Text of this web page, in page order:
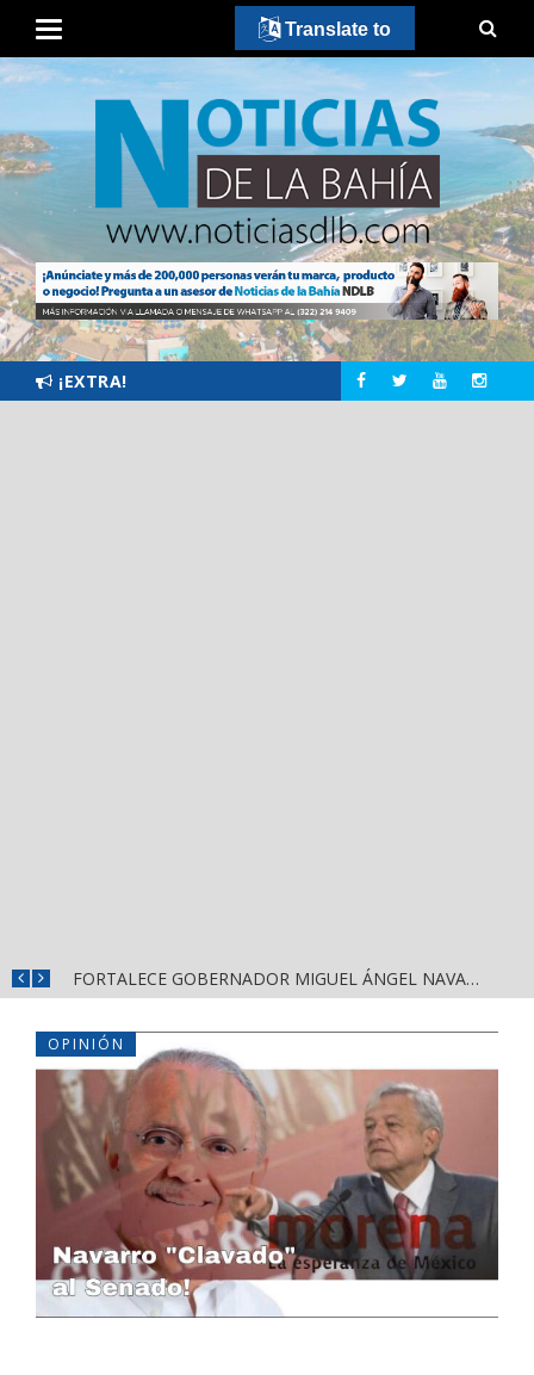
¡EXTRA!
FORTALECE GOBERNADOR MIGUEL ÁNGEL NAVARRO LA COORDINACIÓN CON EL SECTOR EDUCATIVO EN NAYARIT
OPINIÓN
Translate to